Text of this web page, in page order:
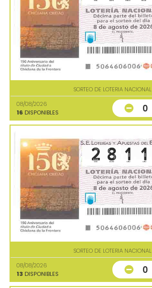
SORTEO DE LOTERIA NACIONAL
08/08/2026
16 DISPONIBLES 0
SORTEO DE LOTERIA NACIONAL
08/08/2026
13 DISPONIBLES 0